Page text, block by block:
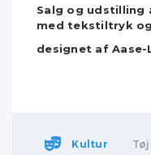
Salg og
med tekstiltryk
designet af Aase-
Kultur